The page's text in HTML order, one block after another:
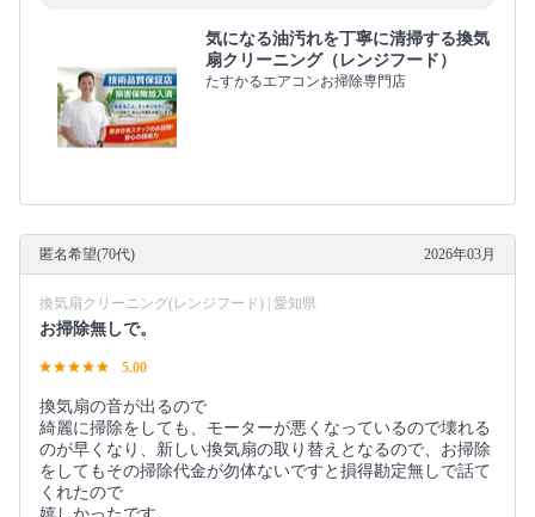
気になる油汚れを丁寧に清掃する換気
扇クリーニング（レンジフード）
たすかるエアコンお掃除専門店
匿名希望(70代) 2026年03月
換気扇クリーニング(レンジフード) | 愛知県
お掃除無しで。
5.00
換気扇の音が出るので
綺麗に掃除をしても、モーターが悪くなっているので壊れる
のが早くなり、新しい換気扇の取り替えとなるので、お掃除
をしてもその掃除代金が勿体ないですと損得勘定無しで話て
くれたので